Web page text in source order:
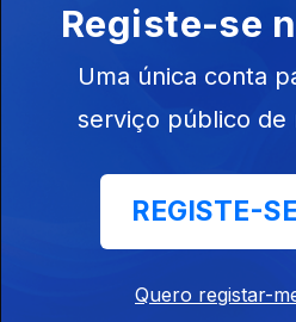
Registe-se
Uma única conta
serviço público de
REGISTE-
Quero registar-